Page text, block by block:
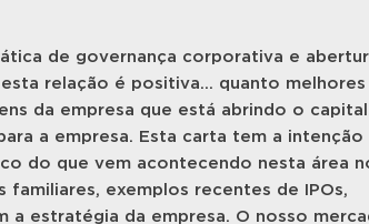
de governança corporativa e
relação é positiva... quanto melhores
da empresa que está abrindo o
a empresa. Esta carta tem a intenção
do que vem acontecendo nesta área
familiares, exemplos recentes de IPOs,
a estratégia da empresa. O nosso